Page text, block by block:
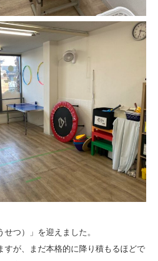
つ）」を迎えました。
すが、まだ本格的に降り積もるほどで